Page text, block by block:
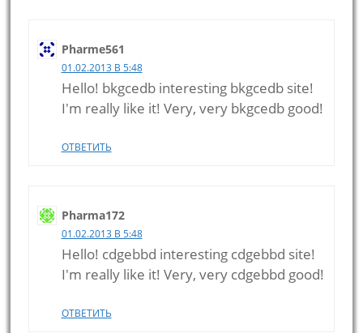
Pharme561
01.02.2013 В 5:48
Hello! bkgcedb interesting bkgcedb site!
I'm really like it! Very, very bkgcedb good!
ОТВЕТИТЬ
Pharma172
01.02.2013 В 5:48
Hello! cdgebbd interesting cdgebbd site!
I'm really like it! Very, very cdgebbd good!
ОТВЕТИТЬ